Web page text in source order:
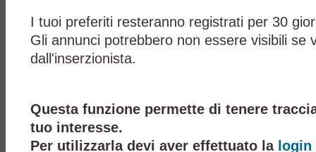
I tuoi preferiti resteranno registrati per 30
Gli annunci potrebbero non essere visibili se
dall'inserzionista.
Questa funzione permette di tenere
tuo interesse.
Per utilizzarla devi aver effettuato la login